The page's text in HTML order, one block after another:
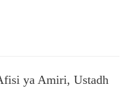
ya Amiri, Ustadh